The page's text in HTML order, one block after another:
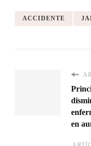
ACCIDENTE
en